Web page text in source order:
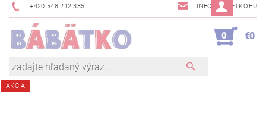
+420 548 212 335 INFO@BABETKO.EU
0 €0
AKCIA